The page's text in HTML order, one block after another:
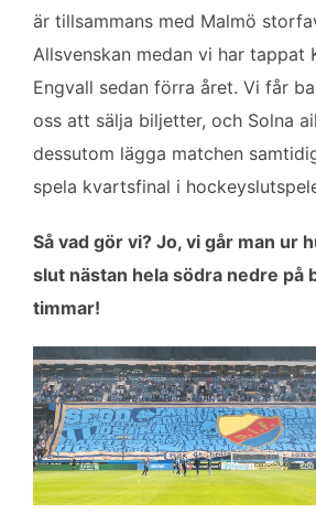
är tillsammans med Malmö
Allsvenskan medan vi har tappat
Engvall sedan förra året. Vi får
oss att sälja biljetter, och Solna
dessutom lägga matchen
spela kvartsfinal i
Så vad gör vi? Jo, vi går man ur
slut nästan hela södra nedre på
timmar!